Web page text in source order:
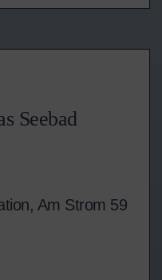
Seebad
Am Strom 59